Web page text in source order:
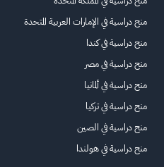
منح دراسية في الإمارات العربية المتحدة
منح دراسية في كندا
منح دراسية في مصر
منح دراسية في ألمانيا
منح دراسية في تركيا
منح دراسية في الصين
منح دراسية في هولندا